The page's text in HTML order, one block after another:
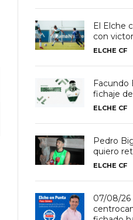
El Elche
con
ELCHE CF
Facundo
fichaje
ELCHE CF
Pedro
quiero
ELCHE CF
07/08/26